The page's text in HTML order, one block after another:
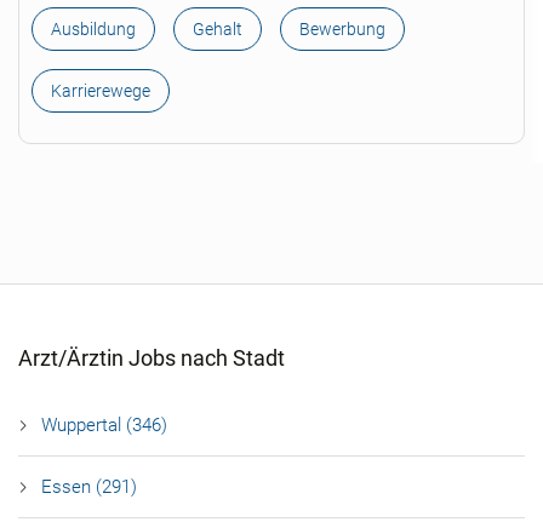
Ausbildung Gehalt Bewerbung
Karrierewege
Arzt/Ärztin Jobs nach Stadt
Wuppertal (346)
Essen (291)